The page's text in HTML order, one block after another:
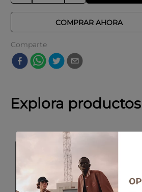
COMPRAR AHORA
Comparte
Explora